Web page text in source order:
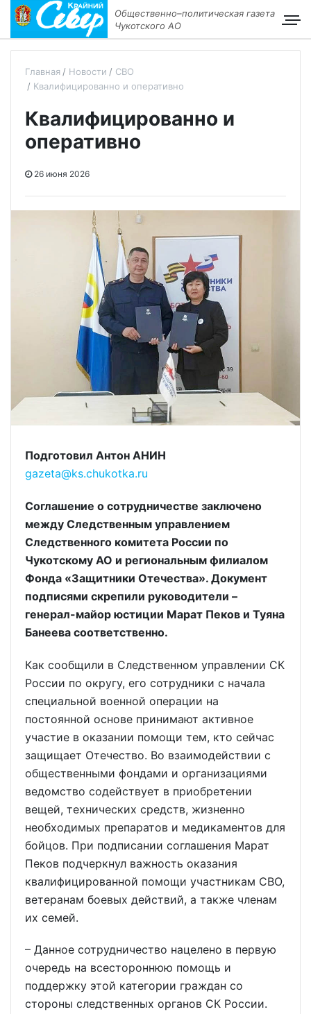
Общественно–политическая газета
Чукотского АО
Главная Новости
СВО
Квалифицированно и оперативно
Квалифицированно и
оперативно
26 июня 2026
Подготовил Антон АНИН
gazeta@ks.chukotka.ru
Соглашение о сотрудничестве заключено
между Следственным управлением
Следственного комитета России по
Чукотскому АО и региональным филиалом
Фонда «Защитники Отечества». Документ
подписями скрепили руководители –
генерал-майор юстиции Марат Пеков и Туяна
Банеева соответственно.
Как сообщили в Следственном управлении СК
России по округу, его сотрудники с начала
специальной военной операции на
постоянной основе принимают активное
участие в оказании помощи тем, кто сейчас
защищает Отечество. Во взаимодействии с
общественными фондами и организациями
ведомство содействует в приобретении
вещей, технических средств, жизненно
необходимых препаратов и медикаментов для
бойцов. При подписании соглашения Марат
Пеков подчеркнул важность оказания
квалифицированной помощи участникам СВО,
ветеранам боевых действий, а также членам
их семей.
– Данное сотрудничество нацелено в первую
очередь на всестороннюю помощь и
поддержку этой категории граждан со
стороны следственных органов СК России.